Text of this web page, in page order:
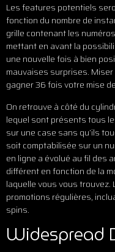
Les features potentiels
fonction du nombre de
grille contenant les
mettant en avant la
une nouvelle fois à bien
mauvaises surprises.
gagner 36 fois votre mise
On retrouve à côté du
lequel sont présents tous
sur une case sans qu’ils
soit comptabilisée sur un
en ligne a évolué au fil des
différent en fonction de la
laquelle vous vous
promotions régulières,
spins.
Widespread